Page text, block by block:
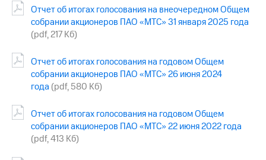
Достижения
Интервью
Финансовая
отчетность
Контакты
Новости
в
регионе
Отчет об итогах голосования на внеочередном Общем
собрании акционеров ПАО «МТС» 31 января 2025 года
(pdf, 217 Кб)
Отчет об итогах голосования на годовом Общем
собрании акционеров ПАО «МТС» 26 июня 2024
года (pdf, 580 Кб)
Отчет об итогах голосования на годовом Общем
собрании акционеров ПАО «МТС» 22 июня 2022 года
(pdf, 413 Кб)